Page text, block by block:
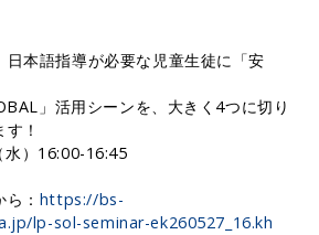
本語指導が必要な児童生徒に「安
」活用シーンを、大きく4つに切り
！
）16:00-16:45
： https://bs-
lp-sol-seminar-ek260527_16.kh